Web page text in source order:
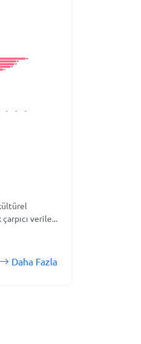
verile...
Daha Fazla